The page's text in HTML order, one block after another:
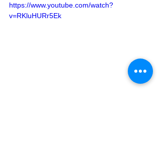
https://www.youtube.com/watch?
v=RKluHURr5Ek